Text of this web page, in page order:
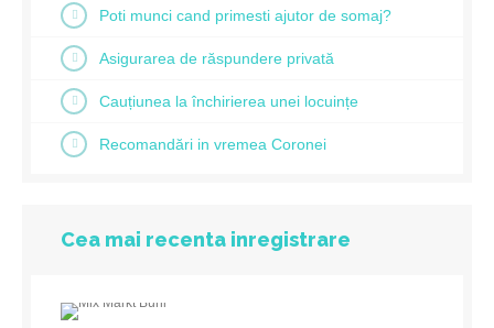
Poti munci cand primesti ajutor de somaj?
Asigurarea de răspundere privată
Cauțiunea la închirierea unei locuințe
Recomandări in vremea Coronei
Cea mai recenta inregistrare